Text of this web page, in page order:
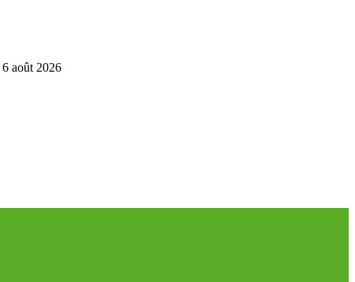
6 août 2026